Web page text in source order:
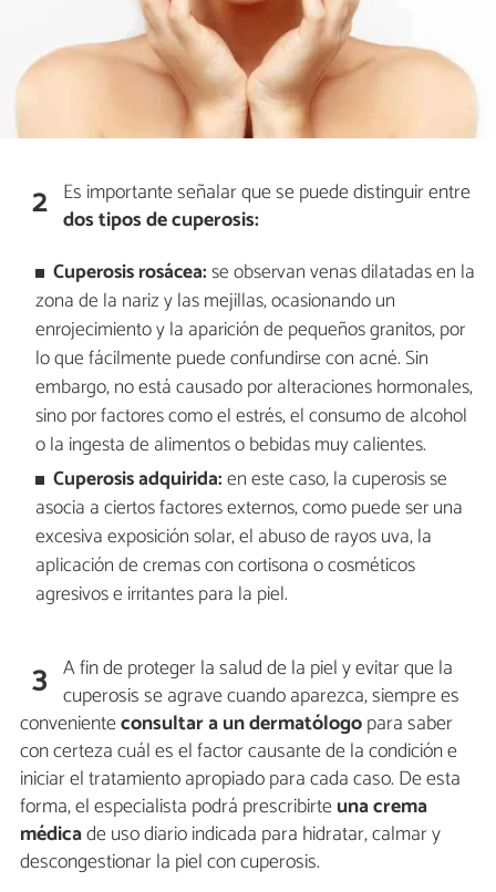
2 Es importante señalar que se puede distinguir entre
dos tipos de cuperosis:
Cuperosis rosácea:se observan venas dilatadas en la
zona de la nariz y las mejillas, ocasionando un
enrojecimiento y la aparición de pequeños granitos, por
lo que fácilmente puede confundirse con acné. Sin
embargo, no está causado por alteraciones hormonales,
sino por factores como el estrés, el consumo de alcohol
o la ingesta de alimentos o bebidas muy calientes.
Cuperosis adquirida:en este caso, la cuperosis se
asocia a ciertos factores externos, como puede ser una
excesiva exposición solar, el abuso de rayos uva, la
aplicación de cremas con cortisona o cosméticos
agresivos e irritantes para la piel.
3 A fin de proteger la salud de la piel y evitar que la
cuperosis se agrave cuando aparezca, siempre es
convenienteconsultar a un dermatólogopara saber
con certeza cuál es el factor causante de la condición e
iniciar el tratamiento apropiado para cada caso. De esta
forma, el especialista podrá prescribirteuna crema
médicade uso diario indicada para hidratar, calmar y
descongestionar la piel con cuperosis.